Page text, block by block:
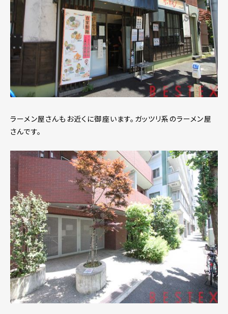
ラーメン屋さんもお近くに御座います。ガッツリ系のラーメン屋
さんです。